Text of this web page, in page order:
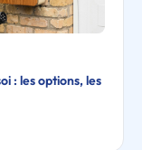
: les options, les